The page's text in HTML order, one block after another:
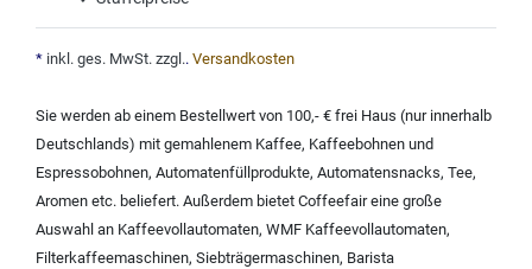
* inkl. ges. MwSt. zzgl.. Versandkosten
Sie werden ab einem Bestellwert von 100,- € frei Haus (nur innerhalb
Deutschlands) mit gemahlenem Kaffee, Kaffeebohnen und
Espressobohnen, Automatenfüllprodukte, Automatensnacks, Tee,
Aromen etc. beliefert. Außerdem bietet Coffeefair eine große
Auswahl an Kaffeevollautomaten, WMF Kaffeevollautomaten,
Filterkaffeemaschinen, Siebträgermaschinen, Barista